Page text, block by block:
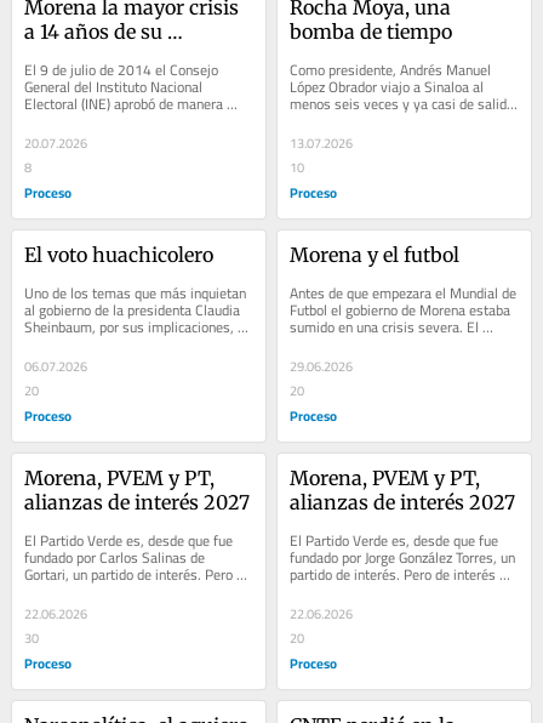
Morena la mayor crisis
a 14 años de su
El 9 de julio de 2014 el Consejo
General del Instituto Nacional
Electoral (INE) aprobó de manera
unánime el registro de Morena como
partido...
20.07.2026
8
Proceso
Rocha Moya, una
bomba de tiempo
Como presidente, Andrés Manuel
López Obrador viajo a Sinaloa al
menos seis veces y ya casi de salida,
en agosto de 2024, llevó a Claudia
Sheinbaum...
13.07.2026
10
Proceso
El voto huachicolero
Uno de los temas que más inquietan
al gobierno de la presidenta Claudia
Sheinbaum, por sus implicaciones, es
la investigación y señalamiento del...
06.07.2026
20
Proceso
Morena y el futbol
Antes de que empezara el Mundial de
Futbol el gobierno de Morena estaba
sumido en una crisis severa. El
tormenta...
29.06.2026
20
Proceso
Morena, PVEM y PT,
alianzas de interés 2027
El Partido Verde es, desde que fue
fundado por Carlos Salinas de
Gortari, un partido de interés. Pero de
interés particular y, de manera más
clara,...
22.06.2026
30
Proceso
Morena, PVEM y PT,
alianzas de interés 2027
El Partido Verde es, desde que fue
fundado por Jorge González Torres, un
partido de interés. Pero de interés
particular, y de manera más clara,...
22.06.2026
20
Proceso